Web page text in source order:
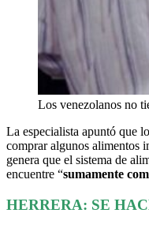
Los venezolanos no
La especialista apuntó que
comprar algunos alimentos
genera que el sistema de
encuentre “sumamente
HERRERA: SE